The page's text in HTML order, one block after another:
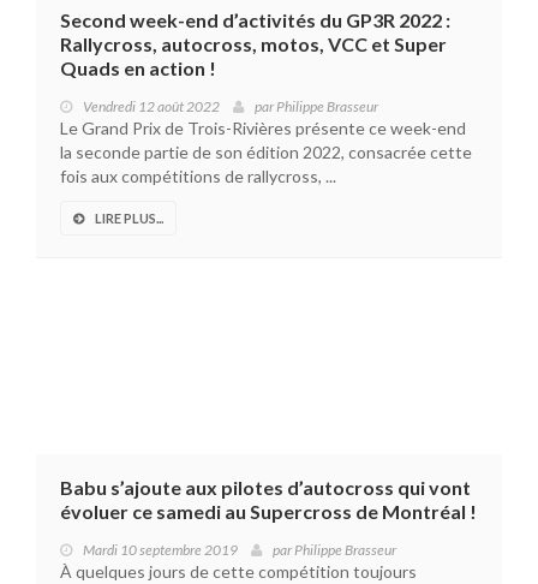
Second week-end d’activités du GP3R 2022 :
Rallycross, autocross, motos, VCC et Super
Quads en action !
Vendredi 12 août 2022 parPhilippe Brasseur
Le Grand Prix de Trois-Rivières présente ce week-end
la seconde partie de son édition 2022, consacrée cette
fois aux compétitions de rallycross, ...
LIRE PLUS...
Babu s’ajoute aux pilotes d’autocross qui vont
évoluer ce samedi au Supercross de Montréal !
Mardi 10 septembre 2019 parPhilippe Brasseur
À quelques jours de cette compétition toujours